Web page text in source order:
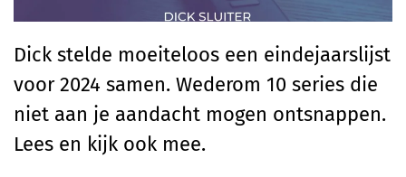
Dick stelde moeiteloos een eindejaarslijst
voor 2024 samen. Wederom 10 series die
niet aan je aandacht mogen ontsnappen.
Lees en kijk ook mee.